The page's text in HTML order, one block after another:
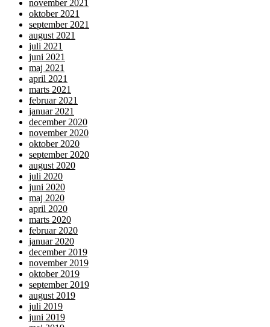
november 2021
oktober 2021
september 2021
august 2021
juli 2021
juni 2021
maj 2021
april 2021
marts 2021
februar 2021
januar 2021
december 2020
november 2020
oktober 2020
september 2020
august 2020
juli 2020
juni 2020
maj 2020
april 2020
marts 2020
februar 2020
januar 2020
december 2019
november 2019
oktober 2019
september 2019
august 2019
juli 2019
juni 2019